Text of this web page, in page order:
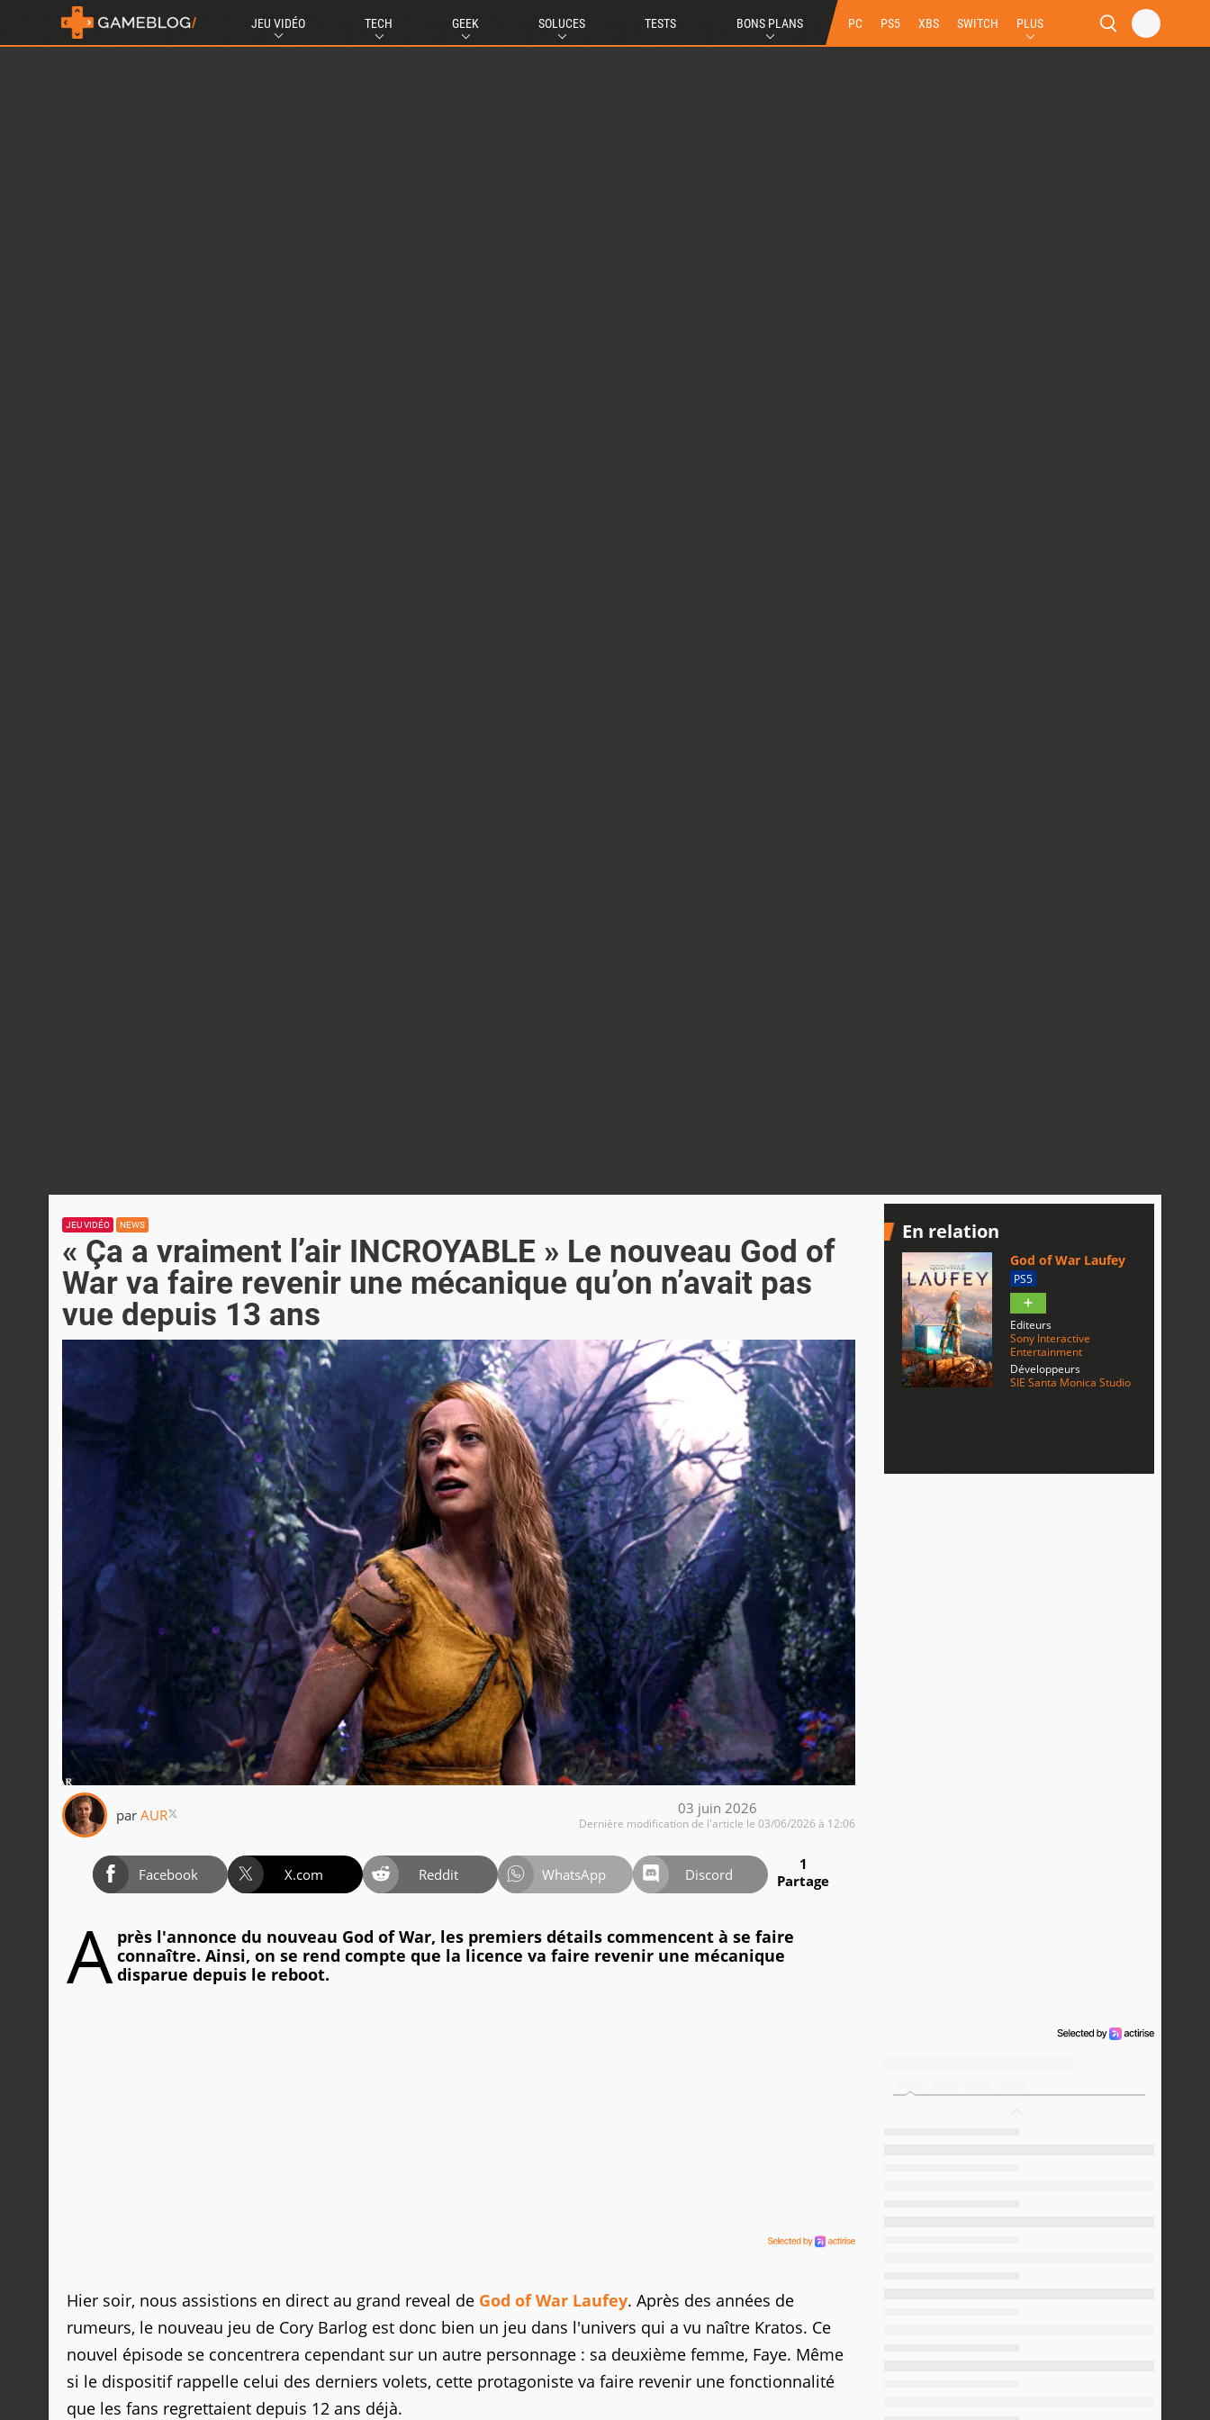
JEU VIDÉO TECH GEEK SOLUCES TESTS BONS PLANS PC PS5 XBS SWITCH PLUS
JEU VIDÉO NEWS
« Ça a vraiment l’air INCROYABLE » Le nouveau God of
War va faire revenir une mécanique qu’on n’avait pas
vue depuis 13 ans
par AUR 03 juin 2026
Dernière modification de l'article le 03/06/2026 à 12:06
Facebook X.com Reddit WhatsApp Discord
1
Partage
A près l'annonce du nouveau God of War, les premiers détails commencent à se faire
connaître. Ainsi, on se rend compte que la licence va faire revenir une mécanique
disparue depuis le reboot.
Hier soir, nous assistions en direct au grand reveal de God of War Laufey. Après des années de
rumeurs, le nouveau jeu de Cory Barlog est donc bien un jeu dans l'univers qui a vu naître Kratos. Ce
nouvel épisode se concentrera cependant sur un autre personnage : sa deuxième femme, Faye. Même
si le dispositif rappelle celui des derniers volets, cette protagoniste va faire revenir une fonctionnalité
que les fans regrettaient depuis 12 ans déjà.
En relation
God of War Laufey
PS5
Editeurs
Sony Interactive
Entertainment
Développeurs
SIE Santa Monica Studio